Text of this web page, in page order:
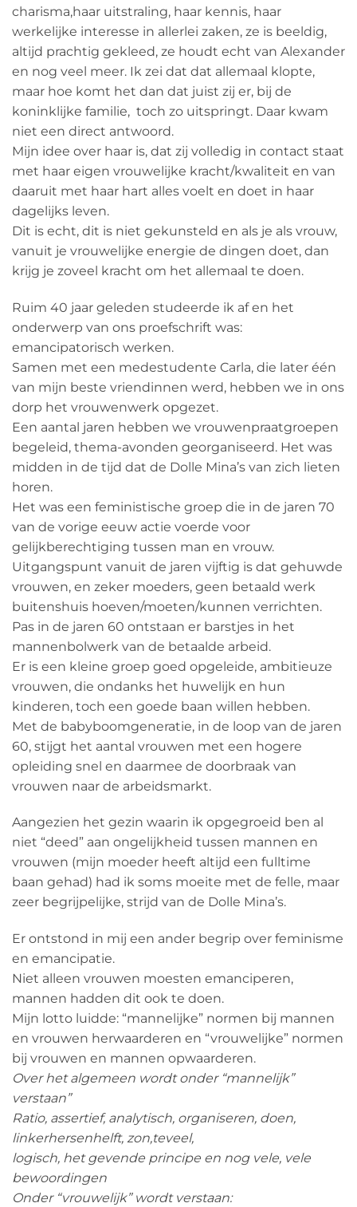
charisma,haar uitstraling, haar kennis, haar
werkelijke interesse in allerlei zaken, ze is beeldig,
altijd prachtig gekleed, ze houdt echt van Alexander
en nog veel meer. Ik zei dat dat allemaal klopte,
maar hoe komt het dan dat juist zij er, bij de
koninklijke familie, toch zo uitspringt. Daar kwam
niet een direct antwoord.
Mijn idee over haar is, dat zij volledig in contact staat
met haar eigen vrouwelijke kracht/kwaliteit en van
daaruit met haar hart alles voelt en doet in haar
dagelijks leven.
Dit is echt, dit is niet gekunsteld en als je als vrouw,
vanuit je vrouwelijke energie de dingen doet, dan
krijg je zoveel kracht om het allemaal te doen.
Ruim 40 jaar geleden studeerde ik af en het
onderwerp van ons proefschrift was:
emancipatorisch werken.
Samen met een medestudente Carla, die later één
van mijn beste vriendinnen werd, hebben we in ons
dorp het vrouwenwerk opgezet.
Een aantal jaren hebben we vrouwenpraatgroepen
begeleid, thema-avonden georganiseerd. Het was
midden in de tijd dat de Dolle Mina’s van zich lieten
horen.
Het was een feministische groep die in de jaren 70
van de vorige eeuw actie voerde voor
gelijkberechtiging tussen man en vrouw.
Uitgangspunt vanuit de jaren vijftig is dat gehuwde
vrouwen, en zeker moeders, geen betaald werk
buitenshuis hoeven/moeten/kunnen verrichten.
Pas in de jaren 60 ontstaan er barstjes in het
mannenbolwerk van de betaalde arbeid.
Er is een kleine groep goed opgeleide, ambitieuze
vrouwen, die ondanks het huwelijk en hun
kinderen, toch een goede baan willen hebben.
Met de babyboomgeneratie, in de loop van de jaren
60, stijgt het aantal vrouwen met een hogere
opleiding snel en daarmee de doorbraak van
vrouwen naar de arbeidsmarkt.
Aangezien het gezin waarin ik opgegroeid ben al
niet “deed” aan ongelijkheid tussen mannen en
vrouwen (mijn moeder heeft altijd een fulltime
baan gehad) had ik soms moeite met de felle, maar
zeer begrijpelijke, strijd van de Dolle Mina’s.
Er ontstond in mij een ander begrip over feminisme
en emancipatie.
Niet alleen vrouwen moesten emanciperen,
mannen hadden dit ook te doen.
Mijn lotto luidde: “mannelijke” normen bij mannen
en vrouwen herwaarderen en “vrouwelijke” normen
bij vrouwen en mannen opwaarderen.
Over het algemeen wordt onder “mannelijk”
verstaan”
Ratio, assertief, analytisch, organiseren, doen,
linkerhersenhelft, zon,teveel,
logisch, het gevende principe en nog vele, vele
bewoordingen
Onder “vrouwelijk” wordt verstaan: